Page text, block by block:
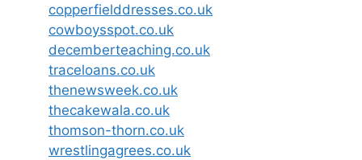
copperfielddresses.co.uk
cowboysspot.co.uk
decemberteaching.co.uk
traceloans.co.uk
thenewsweek.co.uk
thecakewala.co.uk
thomson-thorn.co.uk
wrestlingagrees.co.uk